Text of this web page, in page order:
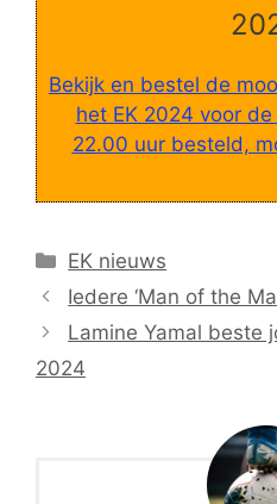
Bekijk en bestel de
het EK 2024 voor
22.00 uur besteld,
Categorieën
EK nieuws
Iedere ‘Man of the
Lamine Yamal beste
2024